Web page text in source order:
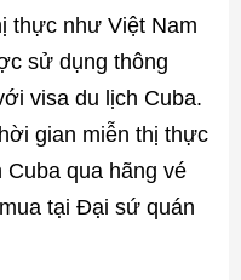
thực như Việt Nam
sử dụng thông
visa du lịch Cuba.
gian miễn thị thực
Cuba qua hãng vé
tại Đại sứ quán